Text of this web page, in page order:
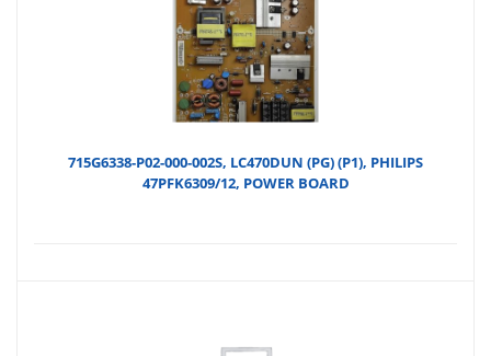
715G6338-P02-000-002S, LC470DUN (PG) (P1), PHILIPS
47PFK6309/12, POWER BOARD